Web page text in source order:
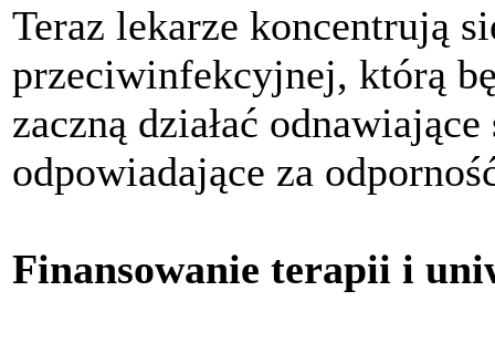
Teraz lekarze koncentrują
przeciwinfekcyjnej, którą
zaczną działać
odpowiadające za
Finansowanie terapii i